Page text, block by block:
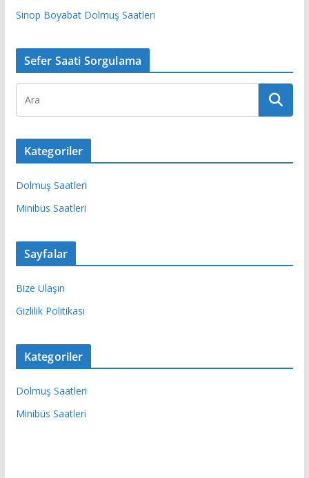
Sinop Boyabat Dolmuş Saatleri
Sefer Saati Sorgulama
Kategoriler
Dolmuş Saatleri
Minibüs Saatleri
Sayfalar
Bize Ulaşın
Gizlilik Politikası
Kategoriler
Dolmuş Saatleri
Minibüs Saatleri